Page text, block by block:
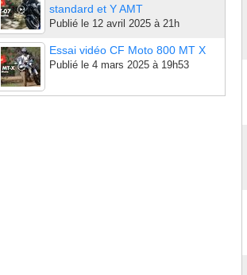
standard et Y AMT
Publié le 12 avril 2025 à 21h
Essai vidéo CF Moto 800 MT X
Publié le 4 mars 2025 à 19h53